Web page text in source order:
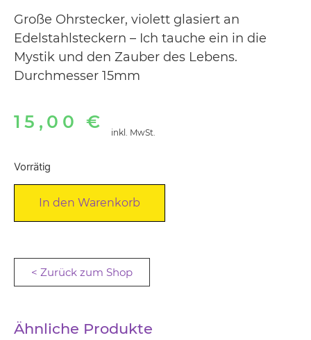
Große Ohrstecker, violett glasiert an
Edelstahlsteckern – Ich tauche ein in die
Mystik und den Zauber des Lebens.
Durchmesser 15mm
15,00€ inkl. MwSt.
Vorrätig
In den Warenkorb
< Zurück zum Shop
Ähnliche Produkte